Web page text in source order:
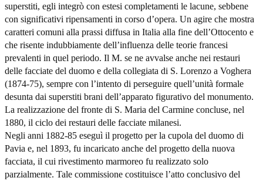
superstiti, egli integrò con estesi completamenti le lacune, sebbene
con significativi ripensamenti in corso d’opera. Un agire che mostra
caratteri comuni alla prassi diffusa in Italia alla fine dell’Ottocento e
che risente indubbiamente dell’influenza delle teorie francesi
prevalenti in quel periodo. Il M. se ne avvalse anche nei restauri
delle facciate del duomo e della collegiata di S. Lorenzo a Voghera
(1874-75), sempre con l’intento di perseguire quell’unità formale
desunta dai superstiti brani dell’apparato figurativo del monumento.
La realizzazione del fronte di S. Maria del Carmine concluse, nel
1880, il ciclo dei restauri delle facciate milanesi.
Negli anni 1882-85 eseguì il progetto per la cupola del duomo di
Pavia e, nel 1893, fu incaricato anche del progetto della nuova
facciata, il cui rivestimento marmoreo fu realizzato solo
parzialmente. Tale commissione costituisce l’atto conclusivo del